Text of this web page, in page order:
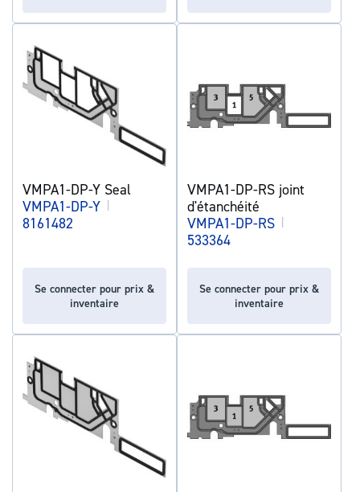
VMPA1-DP-Y Seal
VMPA1-DP-Y |
8161482
Se connecter pour prix &
inventaire
VMPA1-DP-RS joint
d'étanchéité
VMPA1-DP-RS |
533364
Se connecter pour prix &
inventaire